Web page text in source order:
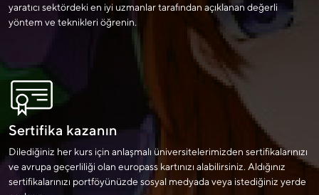
yaratıcı sektördeki en iyi uzmanlar tarafından açıklanan değerli
yöntem ve teknikleri öğrenin.
Sertifika kazanın
Dilediğiniz her kurs için anlaşmalı üniversitelerimizden sertifikalarınızı
ve avrupa geçerliliği olan europass kartınızı alabilirsiniz. Aldığınız
sertifikalarınızı portföyünüzde sosyal medyada veya istediğiniz yerde